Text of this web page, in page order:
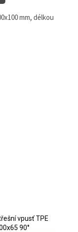
mm, délkou
vpusť TPE
90°